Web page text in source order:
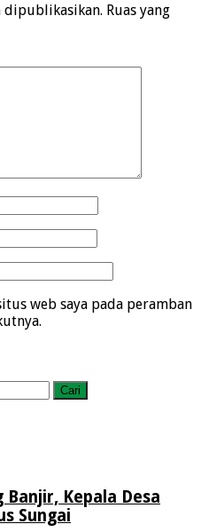
dipublikasikan. Ruas yang
web saya pada peramban
Banjir, Kepala Desa
Sungai